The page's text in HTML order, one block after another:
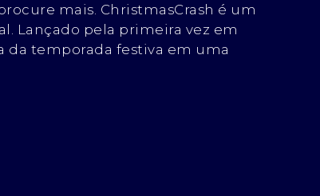
mais. ChristmasCrash é um
Lançado pela primeira vez em
da temporada festiva em uma